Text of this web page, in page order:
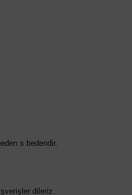
s bedendir.
dileriz.